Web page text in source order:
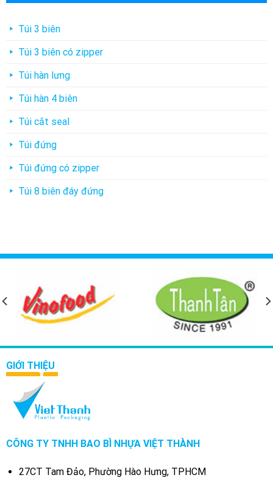
Túi 3 biên
Túi 3 biên có zipper
Túi hàn lưng
Túi hàn 4 biên
Túi cắt seal
Túi đứng
Túi đứng có zipper
Túi 8 biên đáy đứng
GIỚI THIỆU
CÔNG TY TNHH BAO BÌ NHỰA VIỆT THÀNH
27CT Tam Đảo, Phường Hào Hưng, TPHCM